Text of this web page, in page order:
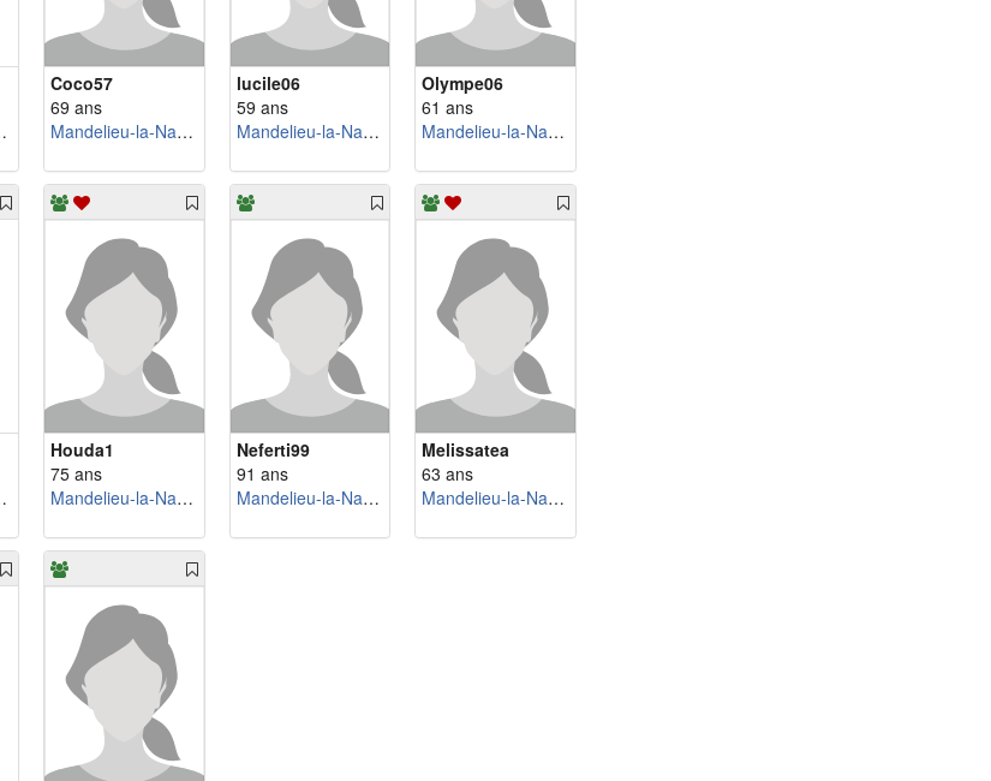
Coco57
69 ans
Mandelieu-la-Napoule
lucile06
59 ans
Mandelieu-la-Napoule
Olympe06
61 ans
Mandelieu-la-Napoule
Houda1
75 ans
Mandelieu-la-Napoule
Neferti99
91 ans
Mandelieu-la-Napoule
Melissatea
63 ans
Mandelieu-la-Napoule